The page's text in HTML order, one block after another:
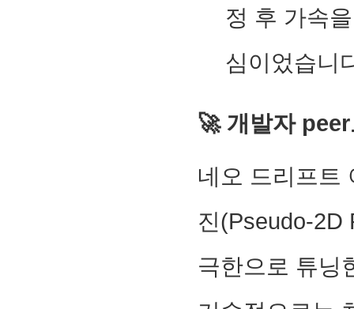
정 후 가속
심이었습니
🚀 개발자
네오 드리프트
진(Pseudo-2D
극한으로 튜닝